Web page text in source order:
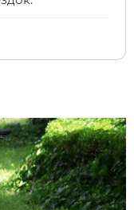
Zaxboard
Сянчу